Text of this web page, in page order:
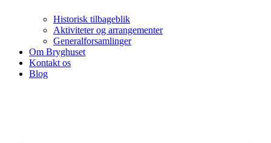
Historisk tilbageblik
Aktiviteter og arrangementer
Generalforsamlinger
Om Bryghuset
Kontakt os
Blog